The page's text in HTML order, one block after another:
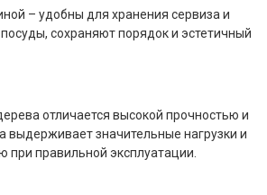
– удобны для хранения сервиза и
сохраняют порядок и эстетичный
отличается высокой прочностью и
выдерживает значительные нагрузки и
при правильной эксплуатации.